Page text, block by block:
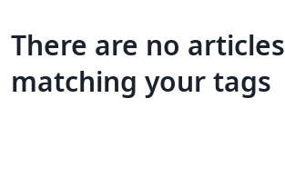
There are no articles
matching your tags